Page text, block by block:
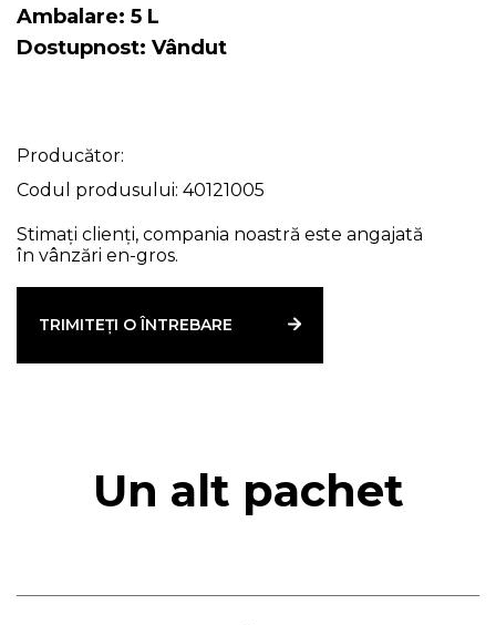
Ambalare: 5 L
Dostupnost: Vândut
Producător:
Codul produsului: 40121005
Stimați clienți, compania noastră este angajată
în vânzări en-gros.
TRIMITEȚI O ÎNTREBARE
Un alt pachet